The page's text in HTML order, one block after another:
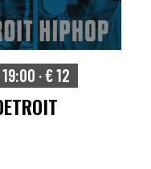
· € 12